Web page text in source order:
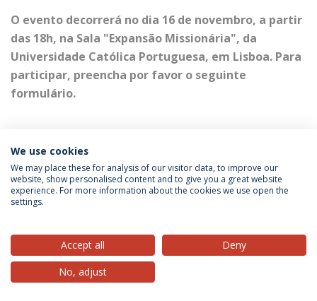
O evento decorrerá no dia 16 de novembro, a partir
das 18h, na Sala "Expansão Missionária", da
Universidade Católica Portuguesa, em Lisboa. Para
participar, preencha por favor o seguinte
formulário.
Privacy Policy
© 2026 Universidade Católica Portuguesa
We use cookies
We may place these for analysis of our visitor data, to improve our
website, show personalised content and to give you a great website
experience. For more information about the cookies we use open the
settings.
Accept all
Deny
No, adjust